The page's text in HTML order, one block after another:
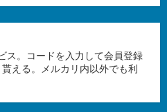
ス。コードを入力して会員登録
える。メルカリ内以外でも利